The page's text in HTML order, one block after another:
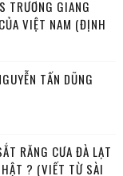
TRƯƠNG GIANG
VIỆT NAM (ĐỊNH
TẤN DŨNG
RĂNG CƯA ĐÀ LẠT
? (VIẾT TỪ SÀI